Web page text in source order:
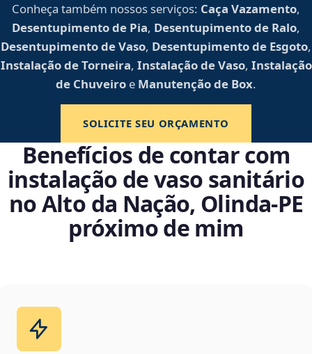
Conheça também nossos serviços: Caça Vazamento,
Desentupimento de Pia, Desentupimento de Ralo,
Desentupimento de Vaso, Desentupimento de Esgoto,
Instalação de Torneira, Instalação de Vaso, Instalação
de Chuveiro e Manutenção de Box.
SOLICITE SEU ORÇAMENTO
Benefícios de contar com
instalação de vaso sanitário
no Alto da Nação, Olinda‑PE
próximo de mim